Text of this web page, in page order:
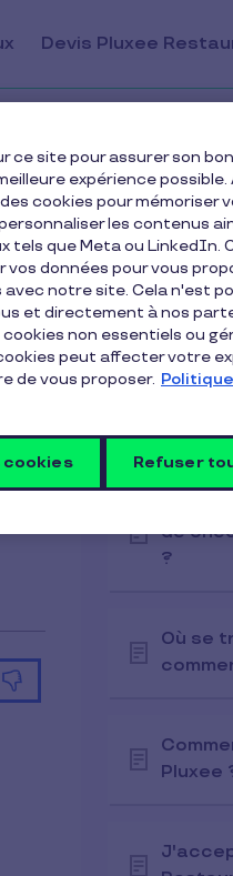
Devis Pluxee
de
?
Où se
Pluxee
ce site pour assurer son
expérience
cookies pour mémoriser
les contenus
tels que Meta ou
vos données pour vous
notre site. Cela n'est
et directement à nos
non essentiels ou
peut affecter votre
de vous proposer.
cookies Refuser